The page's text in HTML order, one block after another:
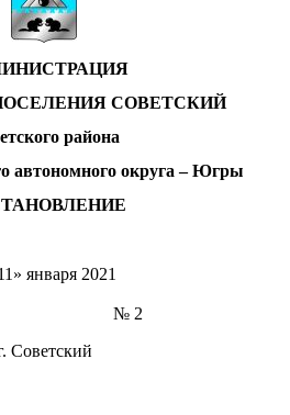
СОВЕТСКИЙ
района
автономного округа – Югры
января 2021
2
Советский